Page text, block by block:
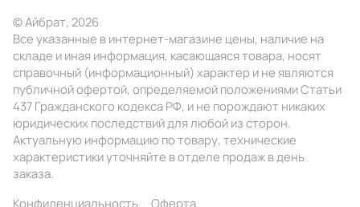
© Айбрат, 2026
Все указанные в интернет-магазине цены, наличие на
складе и иная информация, касающаяся товара, носят
справочный (информационный) характер и не являются
публичной офертой, определяемой положениями Статьи
437 Гражданского кодекса РФ, и не порождают никаких
юридических последствий для любой из сторон.
Актуальную информацию по товару, технические
характеристики уточняйте в отделе продаж в день
заказа.
Конфиденциальность
Оферта